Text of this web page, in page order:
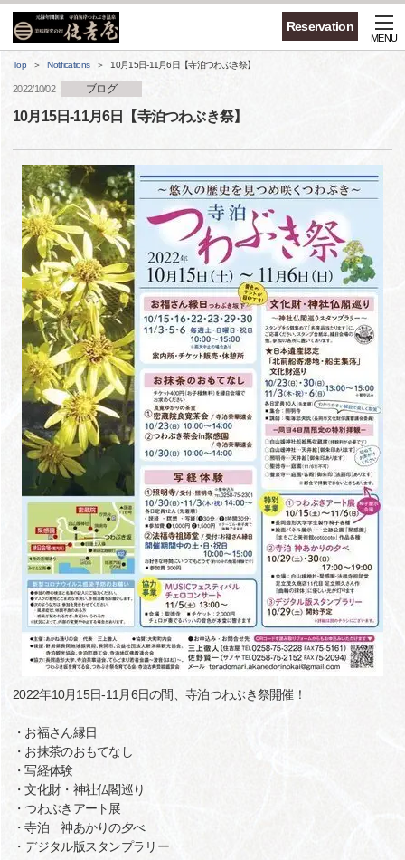
Reservation
MENU
Top Notifications 10月15日-11月6日【寺泊つわぶき祭】
2022/10/02 ブログ
10月15日-11月6日【寺泊つわぶき祭】
2022年10月15日-11月6日の間、寺泊つわぶき祭開催！
・お福さん縁日
・お抹茶のおもてなし
・写経体験
・文化財・神社仏閣巡り
・つわぶきアート展
・寺泊 神あかりの夕べ
・デジタル版スタンプラリー